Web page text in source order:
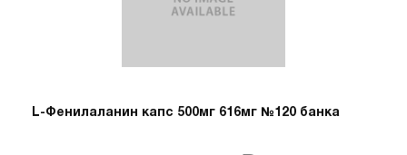
L-Фенилаланин капс 500мг 616мг №120 банка